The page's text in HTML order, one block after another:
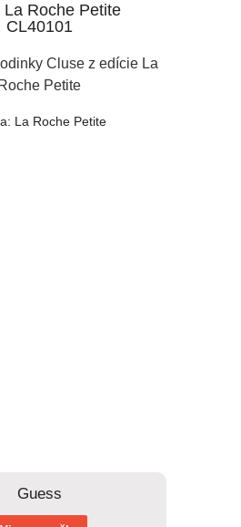
La Roche Petite
CL40101
La Roche Petite
Guess